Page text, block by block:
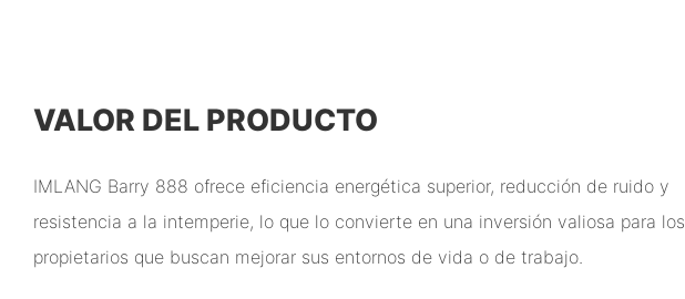
VALOR DEL PRODUCTO
IMLANG Barry 888 ofrece eficiencia energética superior, reducción de ruido y
resistencia a la intemperie, lo que lo convierte en una inversión valiosa para los
propietarios que buscan mejorar sus entornos de vida o de trabajo.